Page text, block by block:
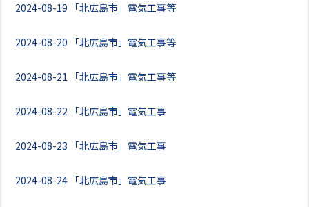
2024-08-19 「北広島市」電気工事等
2024-08-20 「北広島市」電気工事等
2024-08-21 「北広島市」電気工事等
2024-08-22 「北広島市」電気工事
2024-08-23 「北広島市」電気工事
2024-08-24 「北広島市」電気工事